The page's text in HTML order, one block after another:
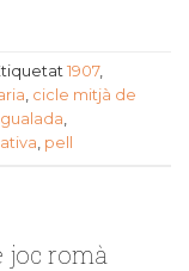
1907,
, cicle mitjà de
,
, pell
joc romà